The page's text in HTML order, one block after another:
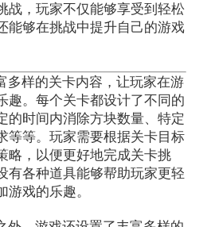
战，玩家不仅能够享受到轻松
能够在挑战中提升自己的游戏
多样的关卡内容，让玩家在游
趣。每个关卡都设计了不同的
的时间内消除方块数量、特定
等等。玩家需要根据关卡目标
略，以便更好地完成关卡挑
有各种道具能够帮助玩家更轻
戏的乐趣。